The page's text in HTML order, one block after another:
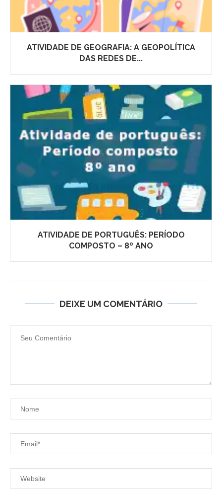
ATIVIDADE DE GEOGRAFIA: A GEOPOLÍTICA
DAS REDES DE...
ATIVIDADE DE PORTUGUÊS: PERÍODO
COMPOSTO – 8º ANO
DEIXE UM COMENTÁRIO